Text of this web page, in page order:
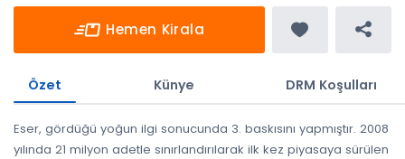
Hemen Kirala
Özet Künye DRM Koşulları
Eser, gördüğü yoğun ilgi sonucunda 3. baskısını yapmıştır. 2008
yılında 21 milyon adetle sınırlandırılarak ilk kez piyasaya sürülen